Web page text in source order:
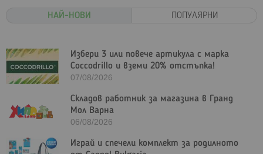
НАЙ-НОВИ
Избери 3 или повече артикула с марка
Coccodrillo и вземи 20% отстъпка!
07/08/2026
Складов работник за магазина в Гранд
Мол Варна
06/08/2026
Играй и спечели комплект за родилното
ПОПУЛЯРНИ